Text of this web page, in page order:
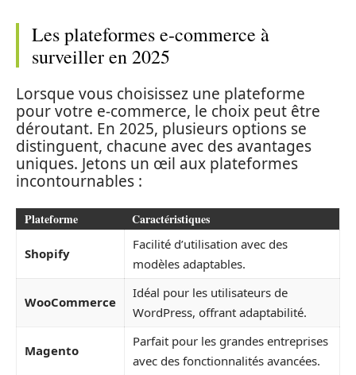
Les plateformes e-commerce à
surveiller en 2025
Lorsque vous choisissez une plateforme
pour votre e-commerce, le choix peut être
déroutant. En 2025, plusieurs options se
distinguent, chacune avec des avantages
uniques. Jetons un œil aux plateformes
incontournables :
Plateforme Caractéristiques
Shopify
Facilité d’utilisation avec des
modèles adaptables.
WooCommerce
Idéal pour les utilisateurs de
WordPress, offrant adaptabilité.
Magento
Parfait pour les grandes entreprises
avec des fonctionnalités avancées.